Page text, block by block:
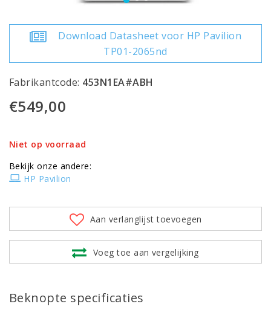
Download Datasheet voor HP Pavilion
TP01-2065nd
Fabrikantcode: 453N1EA#ABH
€549,00
Niet op voorraad
Bekijk onze andere:
HP Pavilion
Aan verlanglijst toevoegen
Voeg toe aan vergelijking
Beknopte specificaties